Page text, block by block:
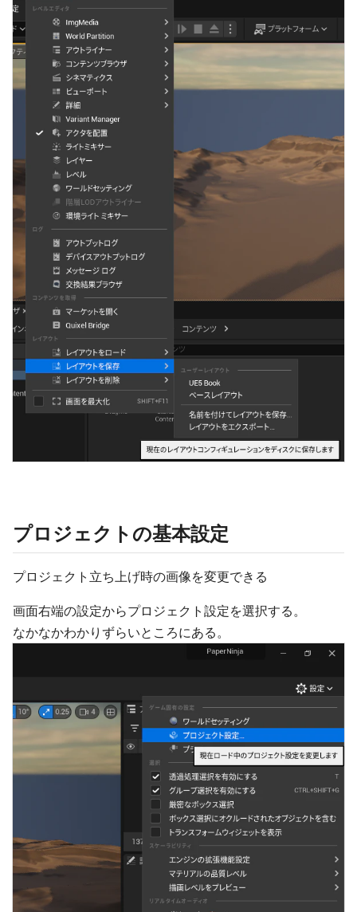
プロジェクトの基本設定
プロジェクト立ち上げ時の画像を変更できる
画面右端の設定からプロジェクト設定を選択する。
なかなかわかりずらいところにある。